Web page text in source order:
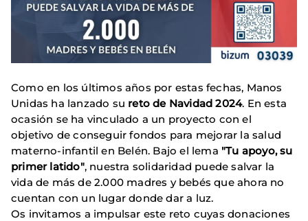
Como en los últimos años por estas fechas, Manos
Unidas ha lanzado su reto de Navidad 2024. En esta
ocasión se ha vinculado a un proyecto con el
objetivo de conseguir fondos para mejorar la salud
materno-infantil en Belén. Bajo el lema "Tu apoyo, su
primer latido", nuestra solidaridad puede salvar la
vida de más de 2.000 madres y bebés que ahora no
cuentan con un lugar donde dar a luz.
Os invitamos a impulsar este reto cuyas donaciones